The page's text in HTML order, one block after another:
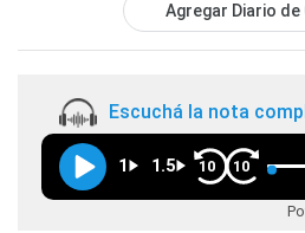
Agregar Diario de
Escuchá la nota
1 1.5 10 10